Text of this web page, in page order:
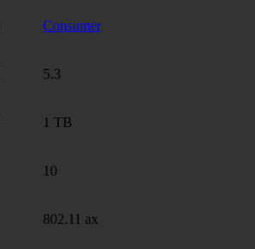
Consumer
5.3
1 TB
10
802.11 ax